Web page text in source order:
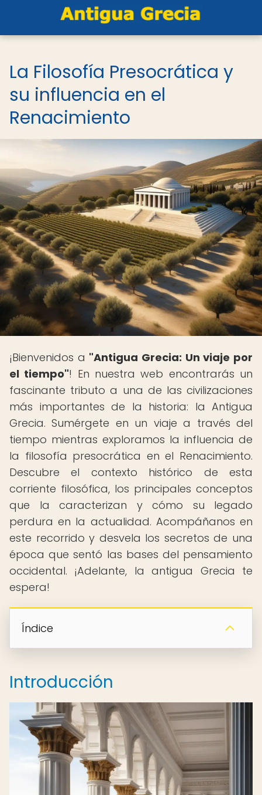
La Filosofía Presocrática y
su influencia en el
Renacimiento
¡Bienvenidos a "Antigua Grecia: Un viaje por
el tiempo"! En nuestra web encontrarás un
fascinante tributo a una de las civilizaciones
más importantes de la historia: la Antigua
Grecia. Sumérgete en un viaje a través del
tiempo mientras exploramos la influencia de
la filosofía presocrática en el Renacimiento.
Descubre el contexto histórico de esta
corriente filosófica, los principales conceptos
que la caracterizan y cómo su legado
perdura en la actualidad. Acompáñanos en
este recorrido y desvela los secretos de una
época que sentó las bases del pensamiento
occidental. ¡Adelante, la antigua Grecia te
espera!
Índice
Introducción